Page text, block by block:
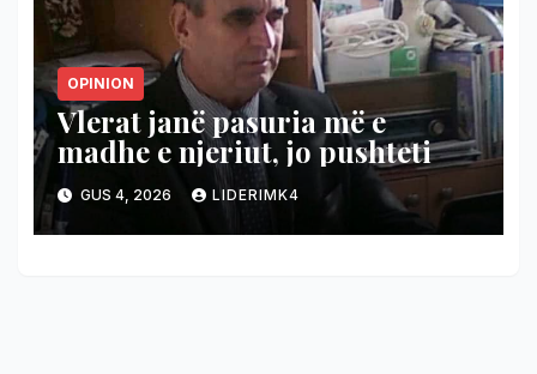
OPINION
Vlerat janë pasuria më e
madhe e njeriut, jo pushteti
GUS 4, 2026 LIDERIMK4